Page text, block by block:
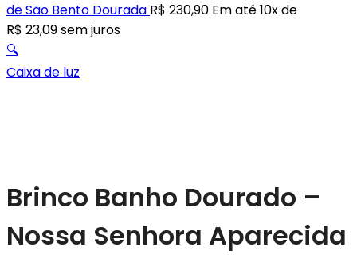
de São Bento Dourada R$ 230,90 Em até 10x de
R$ 23,09sem juros
🔍
Caixa de luz
Brinco Banho Dourado –
Nossa Senhora Aparecida